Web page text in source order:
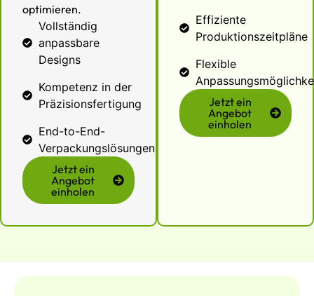
optimieren.
Vollständig
anpassbare
Designs
Kompetenz in der
Präzisionsfertigung
End-to-End-
Verpackungslösungen
Jetzt ein
Angebot
einholen
Effiziente
Produktionszeitpläne
Flexible
Jetzt ein
Angebot
einholen